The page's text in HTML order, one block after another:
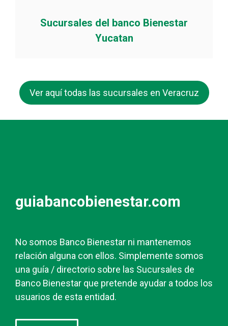
Sucursales del banco Bienestar
Yucatan
Ver aquí todas las sucursales en Veracruz
guiabancobienestar.com
No somos Banco Bienestar ni mantenemos
relación alguna con ellos. Simplemente somos
una guía / directorio sobre las Sucursales de
Banco Bienestar que pretende ayudar a todos los
usuarios de esta entidad.